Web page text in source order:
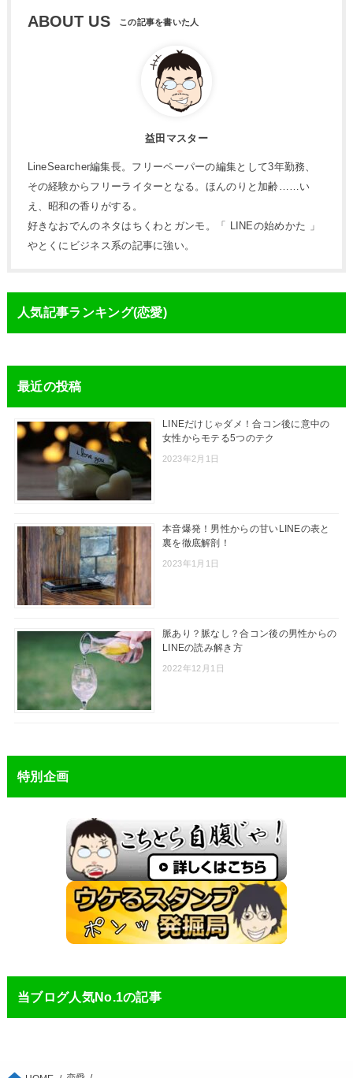
ABOUT US
益田マスター
LineSearcher編集長。フリーペーパーの編集として3年勤務、
その経験からフリーライターとなる。ほんのりと加齢……い
え、昭和の香りがする。
好きなおでんのネタはちくわとガンモ。「 LINEの始めかた 」
やとくにビジネス系の記事に強い。
人気記事ランキング(恋愛)
最近の投稿
LINEだけじゃダメ！合コン後に意中の
女性からモテる5つのテク
2023年2月1日
本音爆発！男性からの甘いLINEの表と
裏を徹底解剖！
2023年1月1日
脈あり？脈なし？合コン後の男性からの
LINEの読み解き方
2022年12月1日
特別企画
当ブログ人気No.1の記事